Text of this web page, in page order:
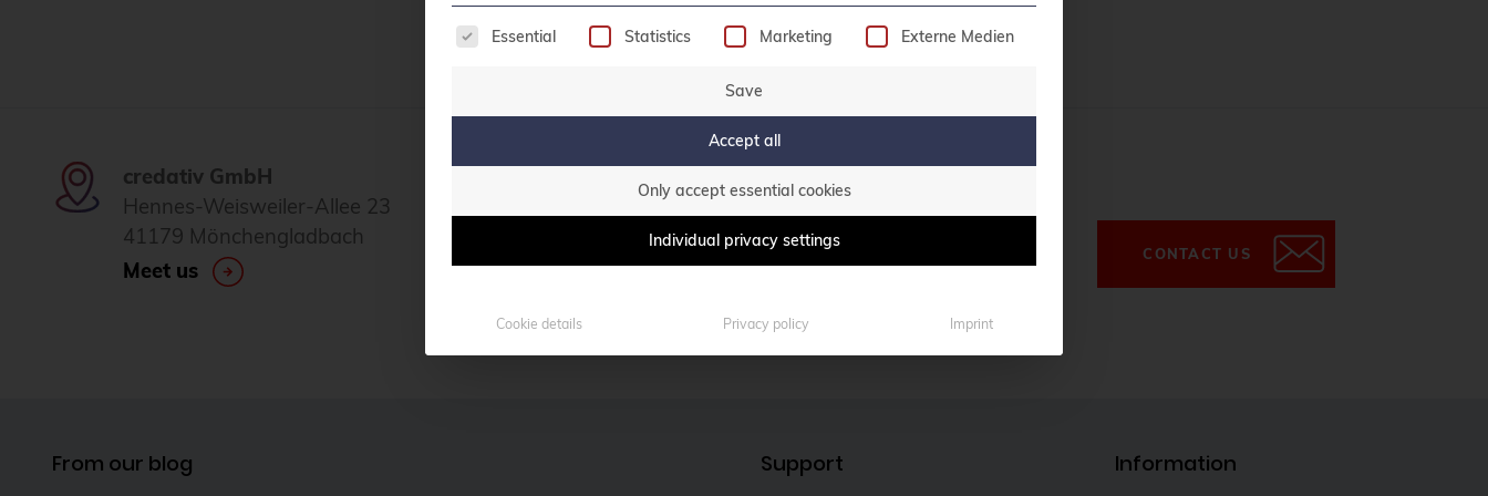
credativ GmbH
Hennes-Weisweiler-Allee 23
41179 Mönchengladbach
Meet us
0800 credati(v)
+49 2161 9174200
CONTACT US
From our blog Support Information
The following is a list of service groups for which consent can be given. The first service group is essential
Essential Statistics Marketing Externe Medien
Save
Accept all
Only accept essential cookies
Individual privacy settings
Cookie details Privacy policy Imprint